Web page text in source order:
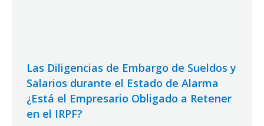
Las Diligencias de Embargo de Sueldos y
Salarios durante el Estado de Alarma
¿Está el Empresario Obligado a Retener
en el IRPF?